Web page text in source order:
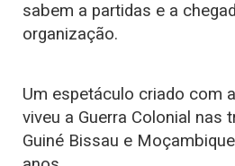
sabem a partidas e a
organização.
Um espetáculo criado com
viveu a Guerra Colonial nas
Guiné Bissau e